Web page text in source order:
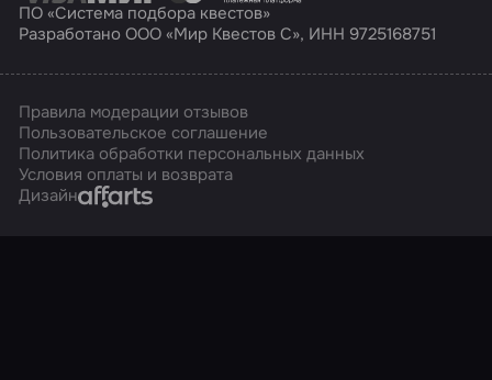
ПО «Система подбора квестов»
Разработано ООО «Мир Квестов С», ИНН 9725168751
Правила модерации отзывов
Пользовательское соглашение
Политика обработки персональных данных
Условия оплаты и возврата
ДизайнAffarts